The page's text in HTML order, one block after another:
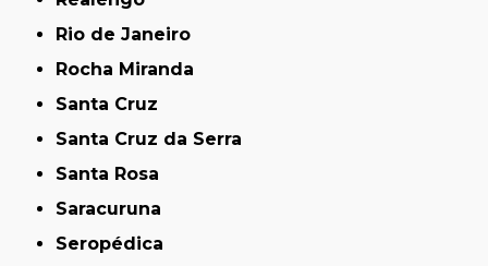
Rio de Janeiro
Rocha Miranda
Santa Cruz
Santa Cruz da Serra
Santa Rosa
Saracuruna
Seropédica